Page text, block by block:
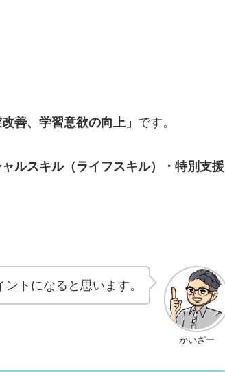
善、学習意欲の向上」 です。
ャルスキル（ライフスキル）・特別支援
かいざー
トになると思います。